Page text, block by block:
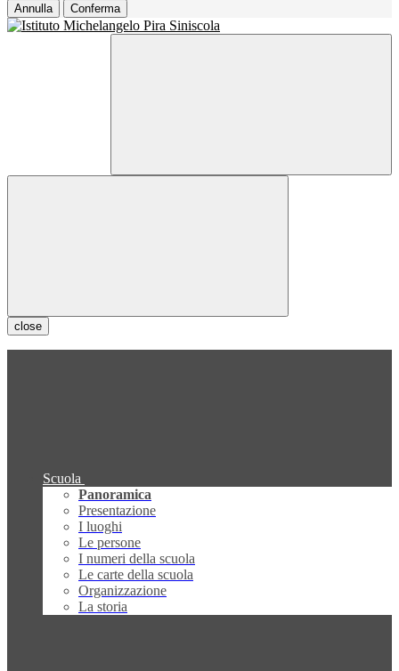
Annulla Conferma
close
Scuola
Panoramica
Presentazione
I luoghi
Le persone
I numeri della scuola
Le carte della scuola
Organizzazione
La storia